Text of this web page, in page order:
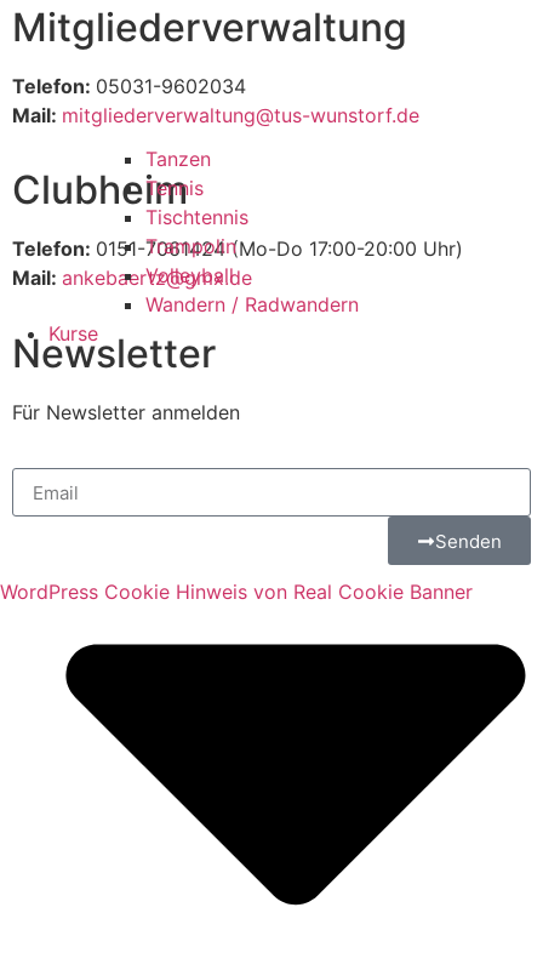
Tanzen
Tennis
Tischtennis
Trampolin
Volleyball
Wandern / Radwandern
Kurse
Mitgliederverwaltung
Telefon: 05031-9602034
Mail: mitgliederverwaltung@tus-wunstorf.de
Clubheim
Telefon: 0151-7061424 (Mo-Do 17:00-20:00 Uhr)
Mail: ankebaertz@gmx.de
Newsletter
Für Newsletter anmelden
Senden
WordPress Cookie Hinweis von Real Cookie Banner